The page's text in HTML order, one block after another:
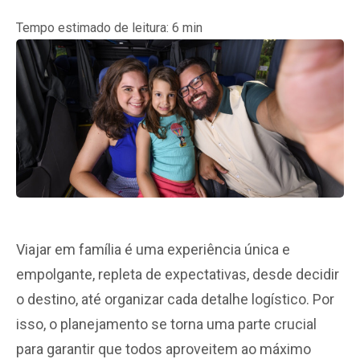
Tempo estimado de leitura: 6 min
Viajar em família é uma experiência única e
empolgante, repleta de expectativas, desde decidir
o destino, até organizar cada detalhe logístico. Por
isso, o planejamento se torna uma parte crucial
para garantir que todos aproveitem ao máximo